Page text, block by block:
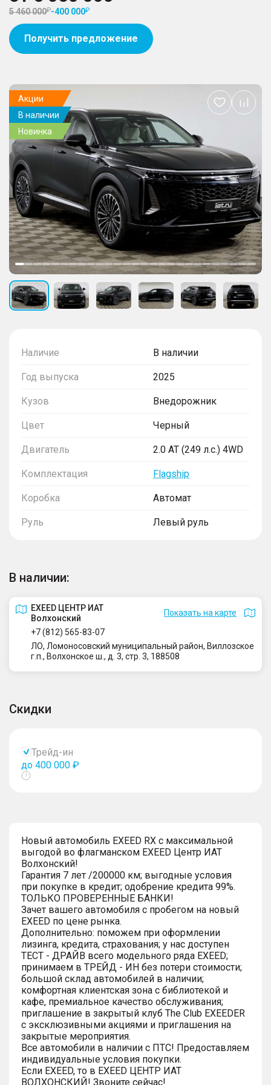
5 460 000 -400 000
Получить предложение
Наличие В наличии
Год выпуска 2025
Кузов Внедорожник
Цвет Черный
Двигатель 2.0 AT (249 л.с.) 4WD
Комплектация Flagship
Коробка Автомат
Руль Левый руль
В наличии:
EXEED ЦЕНТР ИАТ
Волхонский
Показать на карте
+7 (812) 565-83-07
ЛО, Ломоносовский муниципальный район, Виллозское
г.п., Волхонское ш., д. 3, стр. 3, 188508
Скидки
Трейд-ин
до 400 000 ₽
Показать
Новый автомобиль EXEED RX с максимальной
выгодой во флагманском EXEED Центр ИАТ
Волхонский!
Гарантия 7 лет /200000 км; выгодные условия
при покупке в кредит; одобрение кредита 99%.
ТОЛЬКО ПРОВЕРЕННЫЕ БАНКИ!
Зачет вашего автомобиля с пробегом на новый
EXEED по цене рынка.
Дополнительно: поможем при оформлении
лизинга, кредита, страхования; у нас доступен
ТЕСТ - ДРАЙВ всего модельного ряда EXEED;
принимаем в ТРЕЙД - ИН без потери стоимости;
большой склад автомобилей в наличии;
комфортная клиентская зона с библиотекой и
кафе, премиальное качество обслуживания;
приглашение в закрытый клуб The Club EXEEDER
с эксклюзивными акциями и приглашения на
закрытые мероприятия.
Все автомобили в наличии с ПТС! Предоставляем
индивидуальные условия покупки.
Если EXEED, то в EXEED ЦЕНТР ИАТ
ВОЛХОНСКИЙ! Звоните сейчас!
Акции
В наличии
Новинка
Добавить
в